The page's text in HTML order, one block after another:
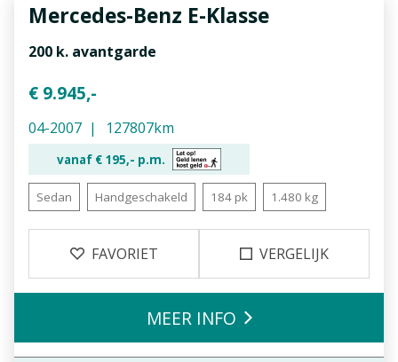
Mercedes-Benz E-Klasse
200 k. avantgarde
€ 9.945,-
04-2007 127807km
vanaf € 195,- p.m.
Sedan Handgeschakeld 184 pk 1.480 kg
FAVORIET VERGELIJK
MEER INFO